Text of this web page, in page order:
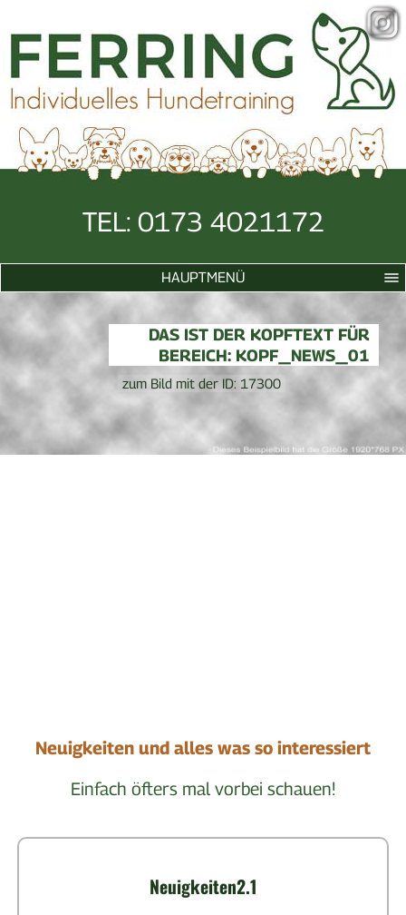
TEL: 0173 4021172
HAUPTMENÜ
DAS IST DER KOPFTEXT FÜR
BEREICH: KOPF_NEWS_01
zum Bild mit der ID: 17300
Neuigkeiten und alles was so interessiert
Einfach öfters mal vorbei schauen!
Neuigkeiten2.1